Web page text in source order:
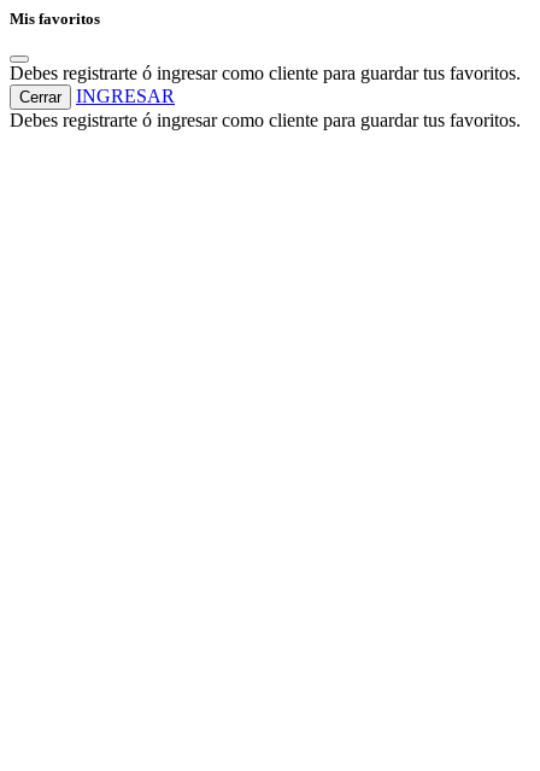
Mis favoritos
Debes registrarte ó ingresar como cliente para guardar tus favoritos.
Cerrar
INGRESAR
Debes registrarte ó ingresar como cliente para guardar tus favoritos.